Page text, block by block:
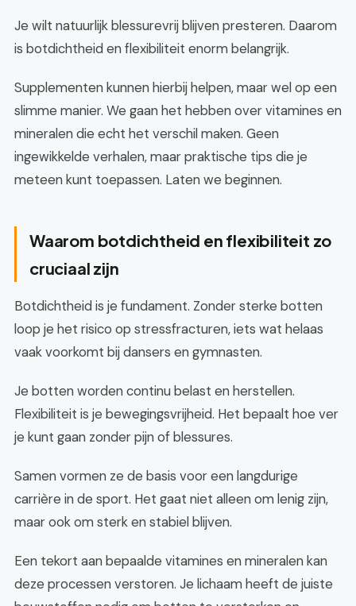
Je wilt natuurlijk blessurevrij blijven presteren. Daarom
is botdichtheid en flexibiliteit enorm belangrijk.
Supplementen kunnen hierbij helpen, maar wel op een
slimme manier. We gaan het hebben over vitamines en
mineralen die echt het verschil maken. Geen
ingewikkelde verhalen, maar praktische tips die je
meteen kunt toepassen. Laten we beginnen.
Waarom botdichtheid en flexibiliteit zo
cruciaal zijn
Botdichtheid is je fundament. Zonder sterke botten
loop je het risico op stressfracturen, iets wat helaas
vaak voorkomt bij dansers en gymnasten.
Je botten worden continu belast en herstellen.
Flexibiliteit is je bewegingsvrijheid. Het bepaalt hoe ver
je kunt gaan zonder pijn of blessures.
Samen vormen ze de basis voor een langdurige
carrière in de sport. Het gaat niet alleen om lenig zijn,
maar ook om sterk en stabiel blijven.
Een tekort aan bepaalde vitamines en mineralen kan
deze processen verstoren. Je lichaam heeft de juiste